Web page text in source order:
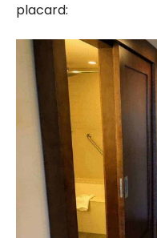
placard: